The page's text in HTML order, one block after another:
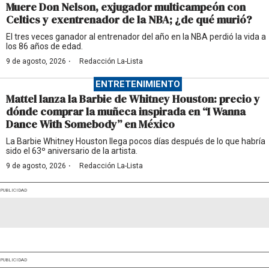
Muere Don Nelson, exjugador multicampeón con
Celtics y exentrenador de la NBA; ¿de qué murió?
El tres veces ganador al entrenador del año en la NBA perdió la vida a
los 86 años de edad.
9 de agosto, 2026 · Redacción La-Lista
ENTRETENIMIENTO
Mattel lanza la Barbie de Whitney Houston: precio y
dónde comprar la muñeca inspirada en “I Wanna
Dance With Somebody” en México
La Barbie Whitney Houston llega pocos días después de lo que habría
sido el 63º aniversario de la artista.
9 de agosto, 2026 · Redacción La-Lista
PUBLICIDAD
PUBLICIDAD